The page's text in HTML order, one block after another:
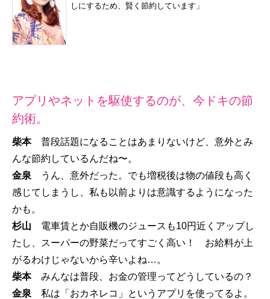
しにするため、賢く節約しています」
アプリやネットを駆使するのが、今ドキの節
約術。
柴本普段話題になることはあまりないけど、意外とみ
んな節約しているんだね〜。
金泉 うん、意外だった。でも増税後は物の値段も高く
感じてしまうし、私も以前よりは意識するようになった
かも。
杉山 電車賃とか自販機のジュースも10円近くアップし
たし、スーパーの野菜だってすごく高い！ お給料が上
がるわけじゃないから辛いよね…。
柴本みんなは普段、お金の管理ってどうしているの？
金泉 私は「おカネレコ」というアプリを使ってるよ。